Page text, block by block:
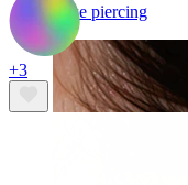
Fake piercing
+3